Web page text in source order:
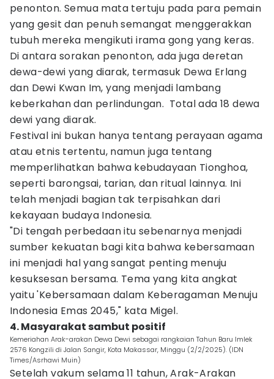
penonton. Semua mata tertuju pada para pemain
yang gesit dan penuh semangat menggerakkan
tubuh mereka mengikuti irama gong yang keras.
Di antara sorakan penonton, ada juga deretan
dewa-dewi yang diarak, termasuk Dewa Erlang
dan Dewi Kwan Im, yang menjadi lambang
keberkahan dan perlindungan. Total ada 18 dewa
dewi yang diarak.
Festival ini bukan hanya tentang perayaan agama
atau etnis tertentu, namun juga tentang
memperlihatkan bahwa kebudayaan Tionghoa,
seperti barongsai, tarian, dan ritual lainnya. Ini
telah menjadi bagian tak terpisahkan dari
kekayaan budaya Indonesia.
"Di tengah perbedaan itu sebenarnya menjadi
sumber kekuatan bagi kita bahwa kebersamaan
ini menjadi hal yang sangat penting menuju
kesuksesan bersama. Tema yang kita angkat
yaitu 'Kebersamaan dalam Keberagaman Menuju
Indonesia Emas 2045," kata Migel.
4. Masyarakat sambut positif
Kemeriahan Arak-arakan Dewa Dewi sebagai rangkaian Tahun Baru Imlek
2576 Kongzili di Jalan Sangir, Kota Makassar, Minggu (2/2/2025). (IDN
Times/Asrhawi Muin)
Setelah vakum selama 11 tahun, Arak-Arakan